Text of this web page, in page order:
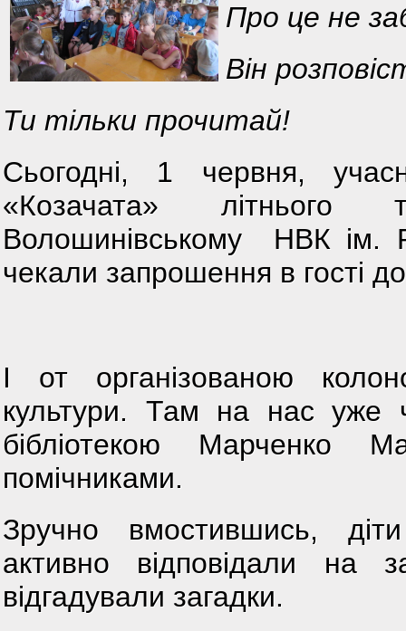
Про це не
Він
Ти тільки прочитай!
Сьогодні, 1 червня,
«Козачата»
Волошинівському НВК ім.
чекали запрошення в гості до
І от організованою
культури. Там на нас уже
бібліотекою Марченко
помічниками.
Зручно вмостившись,
активно відповідали на
відгадували загадки.